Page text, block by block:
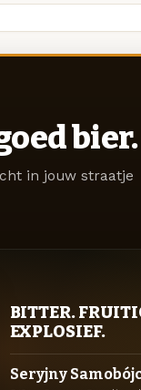
bier.
in jouw straatje
BITTER.
EXPLOSIEF.
Seryjny